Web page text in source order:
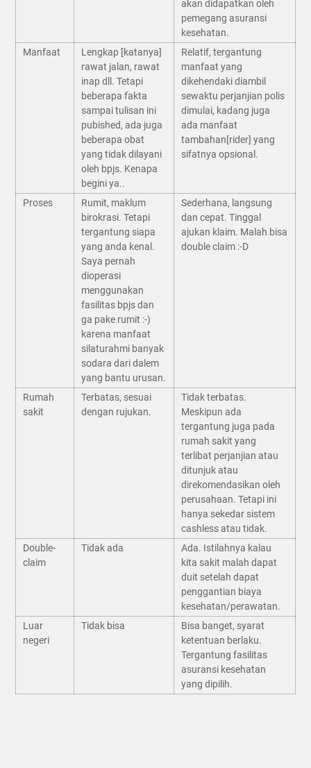
akan didapatkan oleh
pemegang asuransi
kesehatan.
Manfaat
Lengkap [katanya]
rawat jalan, rawat
inap dll. Tetapi
beberapa fakta
sampai tulisan ini
pubished, ada juga
beberapa obat
yang tidak dilayani
oleh bpjs. Kenapa
begini ya..
Relatif, tergantung
manfaat yang
dikehendaki diambil
sewaktu perjanjian polis
dimulai, kadang juga
ada manfaat
tambahan[rider] yang
sifatnya opsional.
Proses
Rumit, maklum
birokrasi. Tetapi
tergantung siapa
yang anda kenal.
Saya pernah
dioperasi
menggunakan
fasilitas bpjs dan
ga pake rumit :-)
karena manfaat
silaturahmi banyak
sodara dari dalem
yang bantu urusan.
Sederhana, langsung
dan cepat. Tinggal
ajukan klaim. Malah bisa
double claim :-D
Rumah
sakit
Terbatas, sesuai
dengan rujukan.
Tidak terbatas.
Meskipun ada
tergantung juga pada
rumah sakit yang
terlibat perjanjian atau
ditunjuk atau
direkomendasikan oleh
perusahaan. Tetapi ini
hanya sekedar sistem
cashless atau tidak.
Double-
claim
Tidak ada
Ada. Istilahnya kalau
kita sakit malah dapat
duit setelah dapat
penggantian biaya
kesehatan/perawatan.
Luar
negeri
Tidak bisa
Bisa banget, syarat
ketentuan berlaku.
Tergantung fasilitas
asuransi kesehatan
yang dipilih.